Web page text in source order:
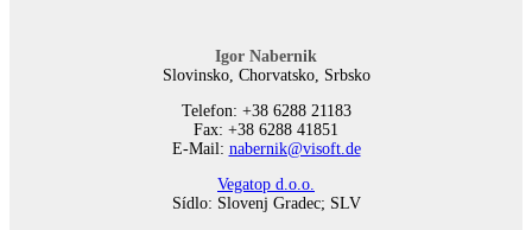
Igor Nabernik
Slovinsko, Chorvatsko, Srbsko
Telefon: +38 6288 21183
Fax: +38 6288 41851
E-Mail: nabernik@visoft.de
Vegatop d.o.o.
Sídlo: Slovenj Gradec; SLV